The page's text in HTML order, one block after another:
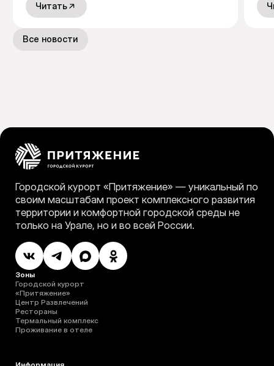
Читать
Все новости
Городской курорт «Притяжение» — уникальный по
своим масштабам проект комплексного развития
территории и комфортной городской среды не
только на Урале, но и во всей России.
Зоны
Городской курорт
«‎Притяжение»
Центр Развлечений
Рестораны
Термальный комплекс
Проживание в отеле